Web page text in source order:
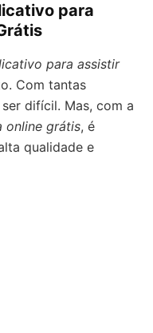
para
para assistir
Com tantas
difícil. Mas, com a
online grátis, é
qualidade e